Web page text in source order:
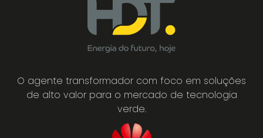
O agente transformador com foco em soluções
de alto valor para o mercado de tecnologia
verde.